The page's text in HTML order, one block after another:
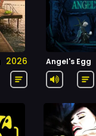
2026 Angel's Egg